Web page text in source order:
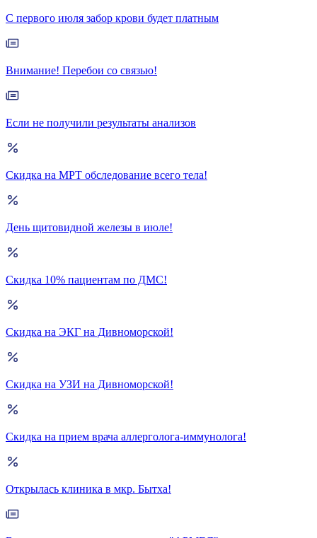
С первого июля забор крови будет платным
Внимание! Перебои со связью!
Если не получили результаты анализов
Скидка на МРТ обследование всего тела!
День щитовидной железы в июле!
Скидка 10% пациентам по ДМС!
Скидка на ЭКГ на Дивноморской!
Скидка на УЗИ на Дивноморской!
Скидка на прием врача аллерголога-иммунолога!
Открылась клиника в мкр. Бытха!